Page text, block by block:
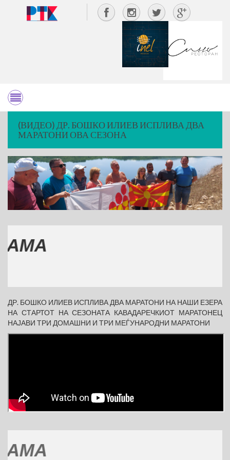
(ВИДЕО) ДР. БОШКО ИЛИЕВ ИСПЛИВА ДВА
МАРАТОНИ ОВА СЕЗОНА
ДР. БОШКО ИЛИЕВ ИСПЛИВА ДВА МАРАТОНИ НА НАШИ ЕЗЕРА
НА СТАРТОТ НА СЕЗОНАТА КАВАДАРЕЧКИОТ МАРАТОНЕЦ
НАЈАВИ ТРИ ДОМАШНИ И ТРИ МЕЃУНАРОДНИ МАРАТОНИ